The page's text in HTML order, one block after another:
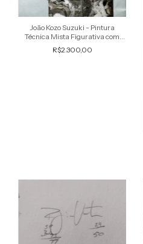
1/5
João Kozo Suzuki - Pintura
Técnica Mista Figurativa com
ecos no Abstracionismo,
Assinada
R$2.300,00